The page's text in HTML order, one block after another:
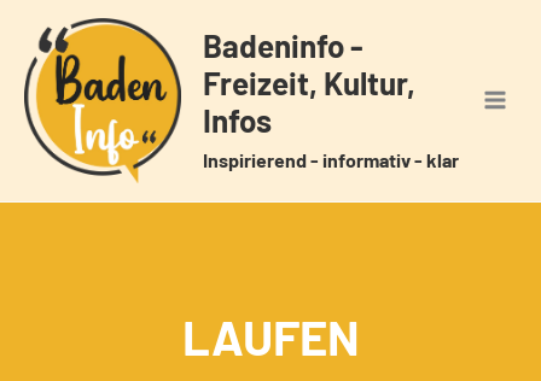
Inhalt
springen
Badeninfo -
Freizeit, Kultur,
Infos
Inspirierend - informativ - klar
LAUFEN